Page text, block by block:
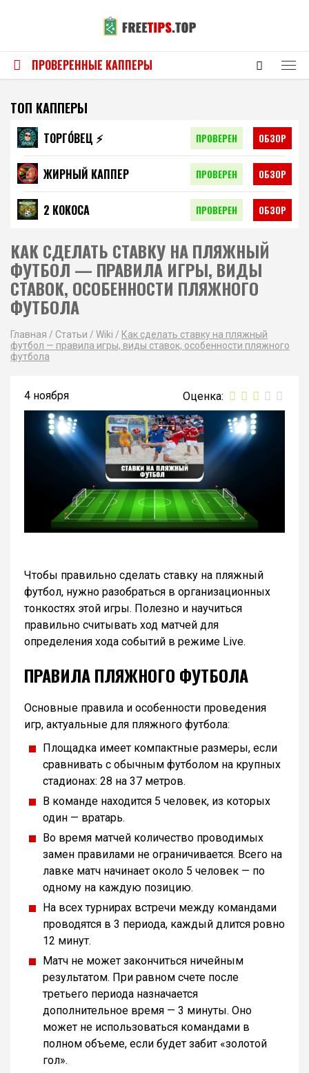
ПРОВЕРЕННЫЕ КАППЕРЫ
ТОП КАППЕРЫ
ТОРГО́ВЕЦ ⚡️ ПРОВЕРЕН ОБЗОР
ЖИРНЫЙ КАППЕР ПРОВЕРЕН ОБЗОР
2 КОКОСА ПРОВЕРЕН ОБЗОР
КАК СДЕЛАТЬ СТАВКУ НА ПЛЯЖНЫЙ
ФУТБОЛ — ПРАВИЛА ИГРЫ, ВИДЫ
СТАВОК, ОСОБЕННОСТИ ПЛЯЖНОГО
ФУТБОЛА
Главная / Статьи / Wiki / Как сделать ставку на пляжный
футбол — правила игры, виды ставок, особенности пляжного
футбола
4 ноября
Чтобы правильно сделать ставку на пляжный
футбол, нужно разобраться в организационных
тонкостях этой игры. Полезно и научиться
правильно считывать ход матчей для
определения хода событий в режиме Live.
ПРАВИЛА ПЛЯЖНОГО ФУТБОЛА
Основные правила и особенности проведения
игр, актуальные для пляжного футбола:
Площадка имеет компактные размеры, если
сравнивать с обычным футболом на крупных
стадионах: 28 на 37 метров.
В команде находится 5 человек, из которых
один — вратарь.
Во время матчей количество проводимых
замен правилами не ограничивается. Всего на
лавке матч начинает около 5 человек — по
одному на каждую позицию.
На всех турнирах встречи между командами
проводятся в 3 периода, каждый длится ровно
12 минут.
Матч не может закончиться ничейным
результатом. При равном счете после
третьего периода назначается
дополнительное время — 3 минуты. Оно
может не использоваться командами в
полном объеме, если будет забит «золотой
гол».